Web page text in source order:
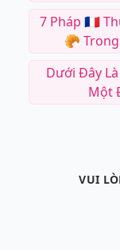
7 Pháp 🇫🇷
🥐
Dưới Đây Là
Một
VUI